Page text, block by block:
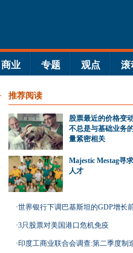
商业 专题 观点 滚
推荐阅读
股票最近的价格变
不总是与基础业务
量紧密相关
Majestic Mestag寻
人才
·世界银行下调巴基斯坦的GDP增长
景
·3只股票对美国港口危机免疫
·印度工商业联合会调查:第二季度制